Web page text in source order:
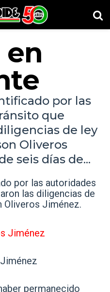
en
por las
que
de ley
Oliveros
seis días de...
por las autoridades
las diligencias de
Oliveros Jiménez.
permanecido